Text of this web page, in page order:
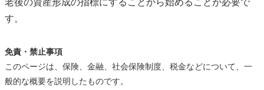
す。
免責・禁止事項
このページは、保険、金融、社会保険制度、税金などについて、一
般的な概要を説明したものです。